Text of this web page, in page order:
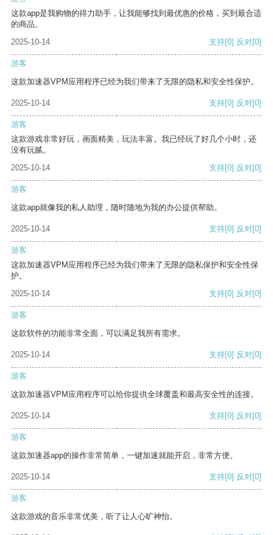
这款app是我购物的得力助手，让我能够找到最优惠的价格，买到最合适
的商品。
2025-10-14
支持[0] 反对[0]
游客
这款加速器VPM应用程序已经为我们带来了无限的隐私和安全性保护。
2025-10-14 支持[0] 反对[0]
游客
这款游戏非常好玩，画面精美，玩法丰富。我已经玩了好几个小时，还
没有玩腻。
2025-10-14
支持[0] 反对[0]
游客
这款app就像我的私人助理，随时随地为我的办公提供帮助。
2025-10-14 支持[0] 反对[0]
游客
这款加速器VPM应用程序已经为我们带来了无限的隐私保护和安全性保
护。
2025-10-14
支持[0] 反对[0]
游客
这款软件的功能非常全面，可以满足我所有需求。
2025-10-14 支持[0] 反对[0]
游客
这款加速器VPM应用程序可以给你提供全球覆盖和最高安全性的连接。
2025-10-14 支持[0] 反对[0]
游客
这款加速器app的操作非常简单，一键加速就能开启，非常方便。
2025-10-14 支持[0] 反对[0]
游客
这款游戏的音乐非常优美，听了让人心旷神怡。